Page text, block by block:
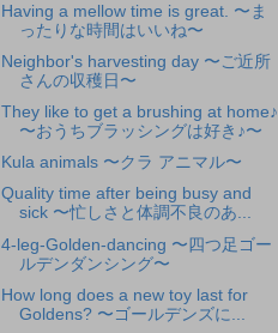
Having a mellow time is great. 〜ま
ったりな時間はいいね〜
Neighbor's harvesting day 〜ご近所
さんの収穫日〜
They like to get a brushing at home♪
〜おうちブラッシングは好き♪〜
Kula animals 〜クラ アニマル〜
Quality time after being busy and
sick 〜忙しさと体調不良のあ...
4-leg-Golden-dancing 〜四つ足ゴー
ルデンダンシング〜
How long does a new toy last for
Goldens? 〜ゴールデンズに...